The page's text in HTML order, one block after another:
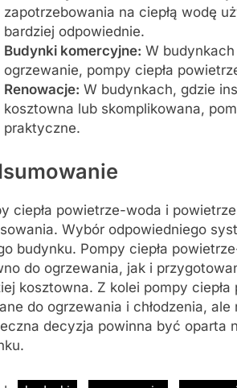
zapotrzebowania na ciepłą wodę
bardziej odpowiednie.
Budynki komercyjne: W
ogrzewanie, pompy ciepła
Renowacje: W budynkach, gdzie
kosztowna lub skomplikowana,
praktyczne.
ciepła powietrze-woda i
Wybór odpowiedniego
budynku. Pompy ciepła
do ogrzewania, jak i
kosztowna. Z kolei pompy
do ogrzewania i chłodzenia,
decyzja powinna być oparta